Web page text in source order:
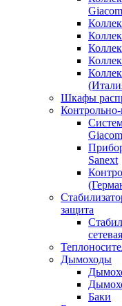
Шкафы
Sanext
защита
Дымоходы
Баки